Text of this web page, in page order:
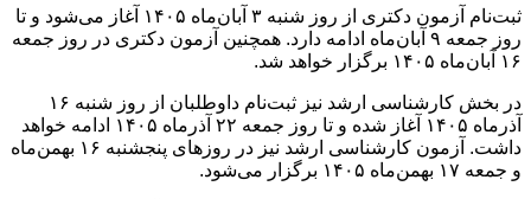
ثبت‌نام آزمون دکتری از روز شنبه ۳ آبان‌ماه ۱۴۰۵ آغاز می‌شود و تا
روز جمعه ۹ آبان‌ماه ادامه دارد. همچنین آزمون دکتری در روز جمعه
۱۶ آبان‌ماه ۱۴۰۵ برگزار خواهد شد.
در بخش کارشناسی ارشد نیز ثبت‌نام داوطلبان از روز شنبه ۱۶
آذرماه ۱۴۰۵ آغاز شده و تا روز جمعه ۲۲ آذرماه ۱۴۰۵ ادامه خواهد
داشت. آزمون کارشناسی ارشد نیز در روزهای پنجشنبه ۱۶ بهمن‌ماه
و جمعه ۱۷ بهمن‌ماه ۱۴۰۵ برگزار می‌شود.